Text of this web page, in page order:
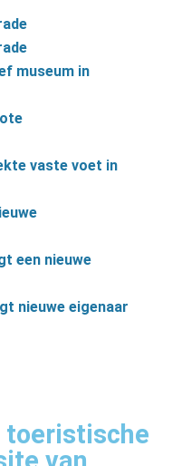
museum in
vaste voet in
een nieuwe
nieuwe eigenaar
toeristische